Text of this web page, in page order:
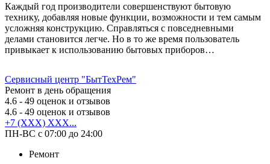
Каждый год производители совершенствуют бытовую
технику, добавляя новые функции, возможности и тем самым
усложняя конструкцию. Справляться с повседневными
делами становится легче. Но в то же время пользователь
привыкает к использованию бытовых приборов…
Сервисный центр "БытТехРем"
Ремонт в день обращения
4.6 - 49 оценок и отзывов
4.6 - 49 оценок и отзывов
+7 (XXX) XXX...
ПН-ВС с 07:00 до 24:00
Ремонт